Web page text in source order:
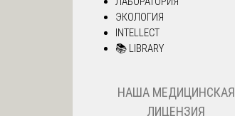
ЭКОЛОГИЯ
INTELLECT
📚 LIBRARY
НАША МЕДИЦИНСКАЯ
ЛИЦЕНЗИЯ